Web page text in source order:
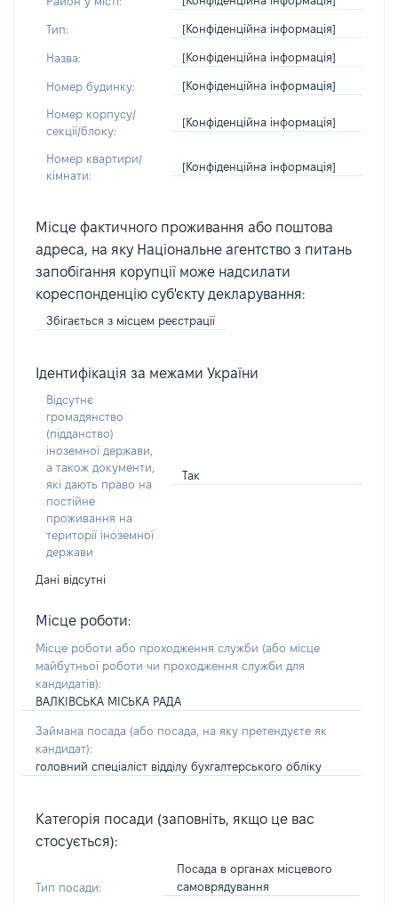
Тип: [Конфіденційна інформація]
Назва: [Конфіденційна інформація]
Номер будинку: [Конфіденційна інформація]
Номер корпусу/
секції/блоку:
[Конфіденційна інформація]
Номер квартири/
кімнати:
[Конфіденційна інформація]
Місце фактичного проживання або поштова
адреса, на яку Національне агентство з питань
запобігання корупції може надсилати
кореспонденцію суб'єкту декларування:
Збігається з місцем реєстрації
Ідентифікація за межами України
Відсутнє
громадянство
(підданство)
іноземної держави,
а також документи,
які дають право на
постійне
проживання на
території іноземної
держави
Так
Дані відсутні
Місце роботи:
Місце роботи або проходження служби (або місце
майбутньої роботи чи проходження служби для
кандидатів):
ВАЛКІВСЬКА МІСЬКА РАДА
Займана посада (або посада, на яку претендуєте як
кандидат):
головний спеціаліст відділу бухгалтерського обліку
Категорія посади (заповніть, якщо це вас
стосується):
Тип посади:
Посада в органах місцевого
самоврядування